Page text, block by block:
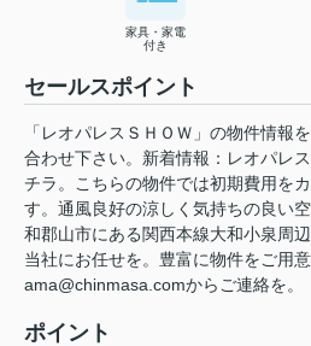
家具・家電
付き
セールスポイント
「レオパレスＳＨＯＷ」の物件情報
合わせ下さい。新着情報：レオパレ
チラ。こちらの物件では初期費用を
す。通風良好の涼しく気持ちの良い
和郡山市にある関西本線大和小泉周
当社にお任せを。豊富に物件をご用
ama@chinmasa.comからご連絡を。
ポイント